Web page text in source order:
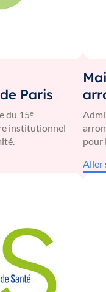
Paris
du 15ᵉ
institutionnel
pour
Aller